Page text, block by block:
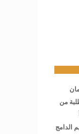
من
الدامج